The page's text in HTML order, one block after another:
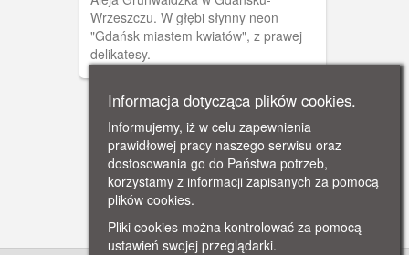
Wrzeszczu. W głębi słynny neon
"Gdańsk miastem kwiatów", z prawej
delikatesy.
Informacja dotycząca plików cookies.
Informujemy, iż w celu zapewnienia
prawidłowej pracy naszego serwisu oraz
dostosowania go do Państwa potrzeb,
korzystamy z informacji zapisanych za pomocą
plików cookies.
Pliki cookies można kontrolować za pomocą
ustawień swojej przeglądarki.